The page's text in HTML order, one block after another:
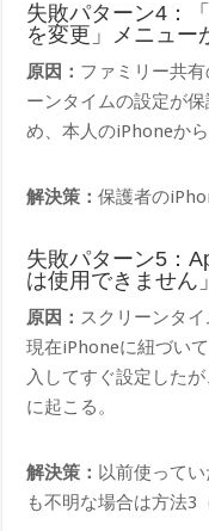
失敗パターン4：
を変更」メニュー
原因： ファミリー共
ーンタイムの設定が
め、本人のiPhoneか
解決策：保護者の
失敗パターン5：
は使用できません
原因： スクリーンタ
現在iPhoneに紐づい
入してすぐ設定した
に起こる。
解決策： 以前使って
も不明な場合は方法3